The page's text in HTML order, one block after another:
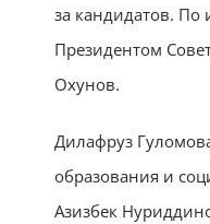
за кандидатов. По
Президентом
Охунов.
Дилафруз
образования и
Азизбек